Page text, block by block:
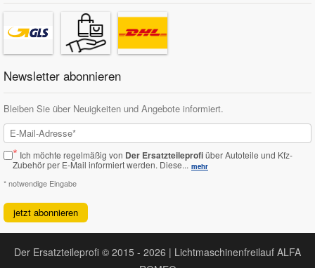
Newsletter abonnieren
Bleiben Sie über Neuigkeiten und Angebote informiert.
* Ich möchte regelmäßig von Der Ersatzteileprofiüber Autoteile und Kfz-
Zubehör per E-Mail informiert werden. Diese... mehr
* notwendige Eingabe
jetzt abonnieren
Der Ersatzteileprofi © 2015 - 2026 | Lichtmaschinenfreilauf ALFA